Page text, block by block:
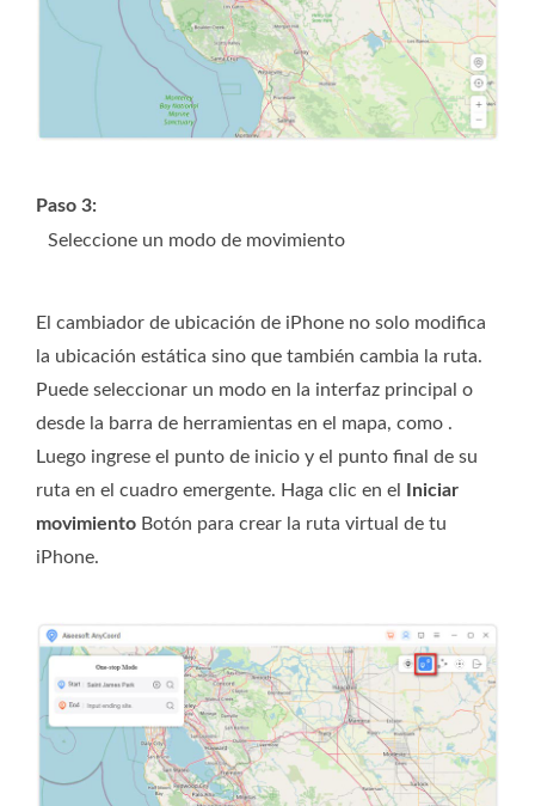
Paso 3:
Seleccione un modo de movimiento
El cambiador de ubicación de iPhone no solo modifica
la ubicación estática sino que también cambia la ruta.
Puede seleccionar un modo en la interfaz principal o
desde la barra de herramientas en el mapa, como .
Luego ingrese el punto de inicio y el punto final de su
ruta en el cuadro emergente. Haga clic en el
Iniciar
movimiento Botón para crear la ruta virtual de tu
iPhone.